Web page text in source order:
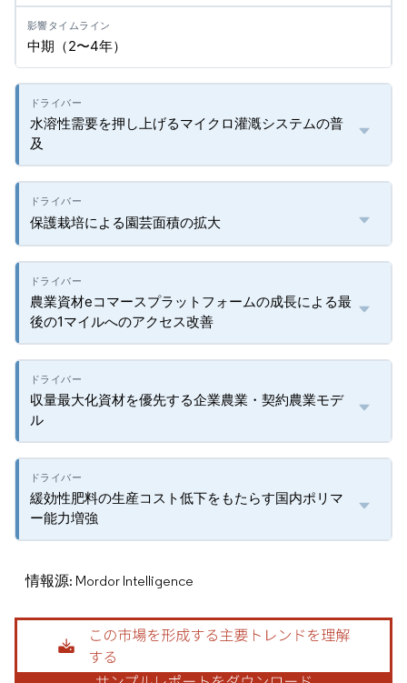
中期（2〜4年）
水溶性需要を押し上げるマイクロ灌漑システムの普
及
保護栽培による園芸面積の拡大
農業資材eコマースプラットフォームの成長による最
後の1マイルへのアクセス改善
収量最大化資材を優先する企業農業・契約農業モデ
ル
緩効性肥料の生産コスト低下をもたらす国内ポリマ
ー能力増強
情報源: Mordor Intelligence